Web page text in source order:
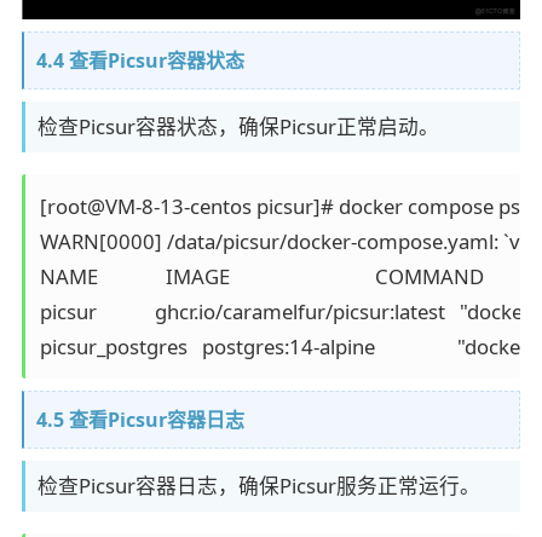
4.4 查看Picsur容器状态
检查Picsur容器状态，确保Picsur正常启动。
[root@VM-8-13-centos picsur]# docker compose ps
WARN[0000] /data/picsur/docker-compose.yaml:
NAME              IMAGE                              COMMAND
picsur            ghcr.io/caramelfur/picsur:latest
4.5 查看Picsur容器日志
检查Picsur容器日志，确保Picsur服务正常运行。